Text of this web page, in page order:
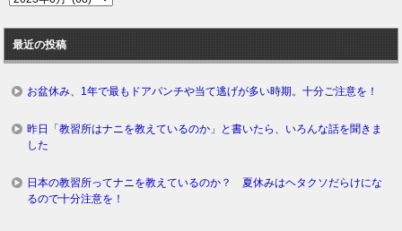
ロ
グ
最近の投稿
お盆休み、1年で最もドアパンチや当て逃げが多い時期。十分ご注意を！
昨日「教習所はナニを教えているのか」と書いたら、いろんな話を聞きま
した
日本の教習所ってナニを教えているのか？ 夏休みはヘタクソだらけにな
るので十分注意を！